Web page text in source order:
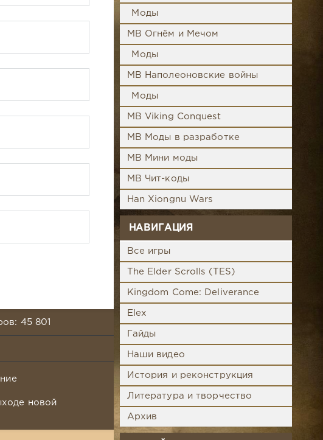
45 801
новой
Моды
MB Огнём и Мечом
Моды
MB Наполеоновские войны
Моды
MB Viking Conquest
MB Моды в разработке
MB Мини моды
MB Чит-коды
Han Xiongnu Wars
НАВИГАЦИЯ
Все игры
The Elder Scrolls (TES)
Kingdom Come: Deliverance
Elex
Гайды
Наши видео
История и реконструкция
Литература и творчество
Архив